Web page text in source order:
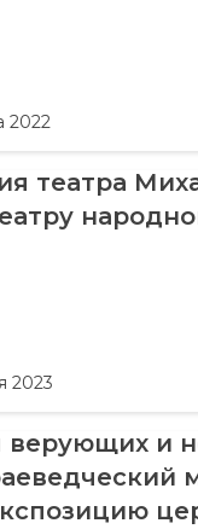
2022
театра
2023
верующих и